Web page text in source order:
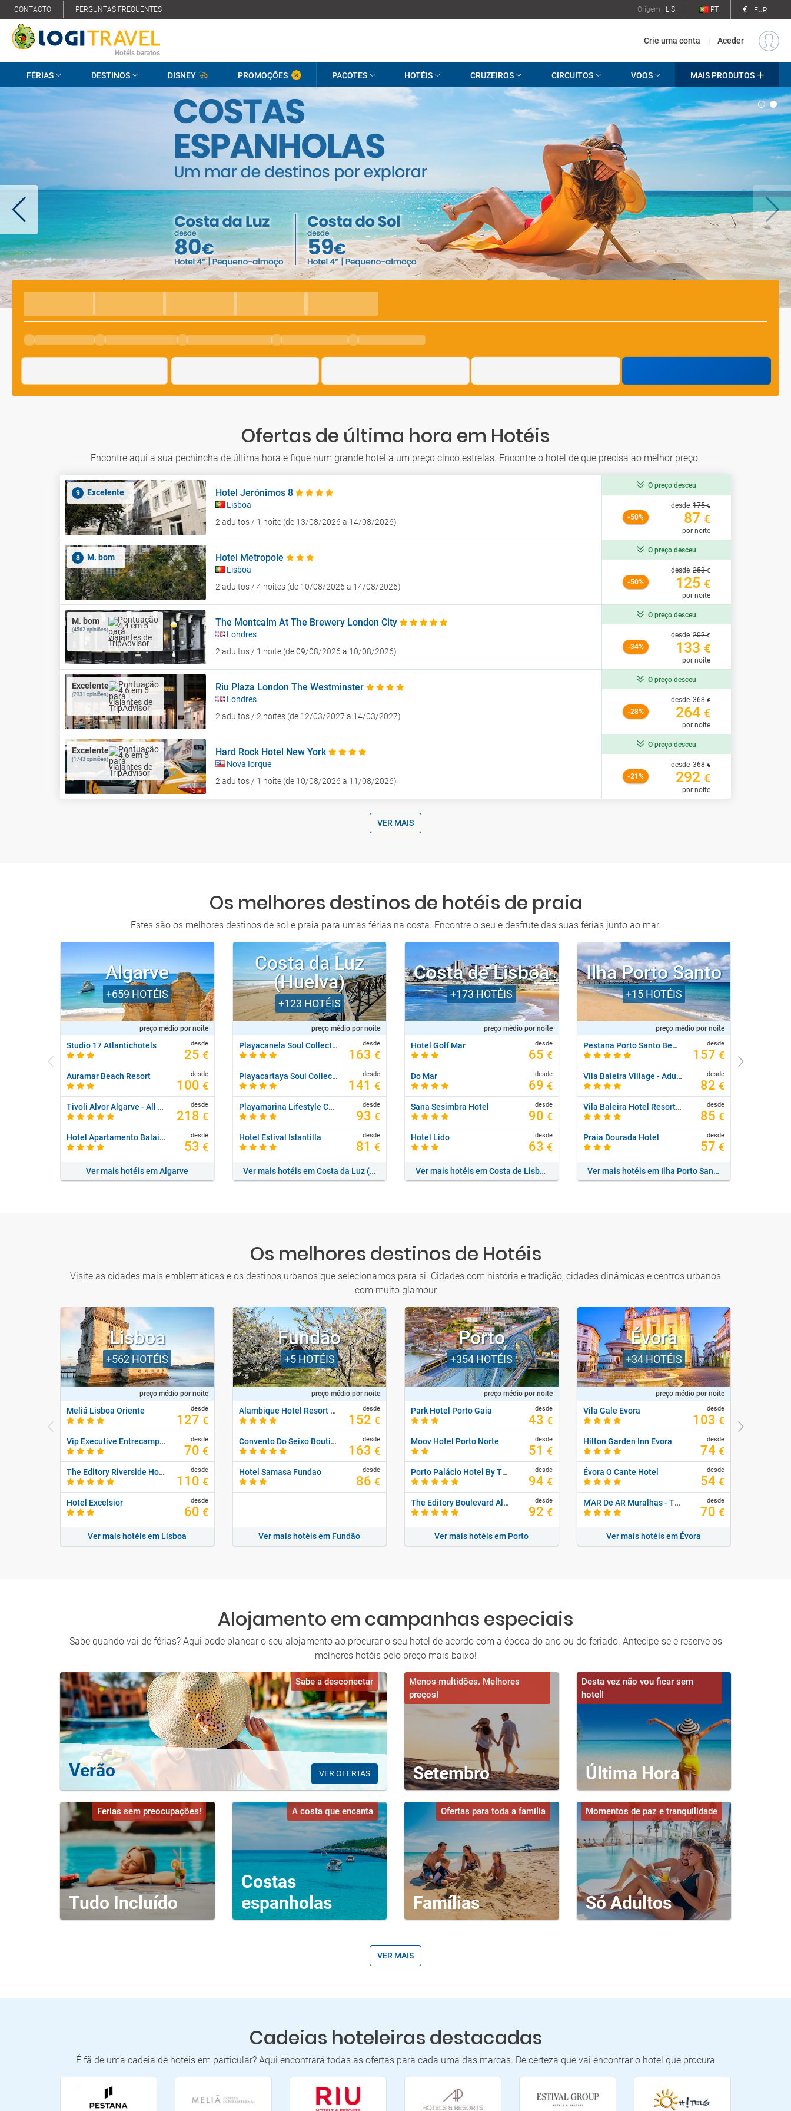
CONTACTO PERGUNTAS FREQUENTES Origem LIS PT € EUR
Hotéis baratos
Crie uma conta | Aceder
FÉRIAS DESTINOS DISNEY PROMOÇÕES PACOTES HOTÉIS CRUZEIROS CIRCUITOS VOOS MAIS PRODUTOS
Ofertas de última hora em Hotéis
Encontre aqui a sua pechincha de última hora e fique num grande hotel a um preço cinco estrelas. Encontre o hotel de que precisa ao melhor preço.
9 Excelente Hotel Jerónimos 8
Lisboa
2 adultos / 1 noite (de 13/08/2026 a 14/08/2026)
O preço desceu
-50%
desde 175€
87 €
por noite
8 M. bom Hotel Metropole
Lisboa
2 adultos / 4 noites (de 10/08/2026 a 14/08/2026)
O preço desceu
-50%
desde 253€
125 €
por noite
M. bom
(4562 opiniões)
The Montcalm At The Brewery London City
Londres
2 adultos / 1 noite (de 09/08/2026 a 10/08/2026)
O preço desceu
-34%
desde 202€
133 €
por noite
Excelente
(2331 opiniões)
Riu Plaza London The Westminster
Londres
2 adultos / 2 noites (de 12/03/2027 a 14/03/2027)
O preço desceu
-28%
desde 368€
264 €
por noite
Excelente
(1743 opiniões)
Hard Rock Hotel New York
Nova Iorque
2 adultos / 1 noite (de 10/08/2026 a 11/08/2026)
O preço desceu
-21%
desde 368€
292 €
por noite
VER MAIS
Os melhores destinos de hotéis de praia
Estes são os melhores destinos de sol e praia para umas férias na costa. Encontre o seu e desfrute das suas férias junto ao mar.
Algarve
+659 HOTÉIS
preço médio por noite
Studio 17 Atlantichotels desde
25 €
Auramar Beach Resort desde
100 €
Tivoli Alvor Algarve - All Inclusive Resort desde
218 €
Hotel Apartamento Balaia Atlantico desde
53 €
Ver mais hotéis em Algarve
Costa da Luz
(Huelva)
+123 HOTÉIS
preço médio por noite
Playacanela Soul Collection By Senator desde
163 €
Playacartaya Soul Collection By Senator desde
141 €
Playamarina Lifestyle Collection By Senator desde
93 €
Hotel Estival Islantilla desde
81 €
Ver mais hotéis em Costa da Luz (Huelva)
Costa de Lisboa
+173HOTÉIS
preço médio por noite
Hotel Golf Mar desde
65 €
Do Mar desde
69 €
Sana Sesimbra Hotel desde
90 €
Hotel Lido desde
63 €
Ver mais hotéis em Costa de Lisboa
Ilha Porto Santo
+15 HOTÉIS
preço médio por noite
Pestana Porto Santo Beach Resort & Spa desde
157 €
Vila Baleira Village - Adults Only desde
82 €
Vila Baleira Hotel Resort & Thalasso Spa desde
85 €
Praia Dourada Hotel desde
57 €
Ver mais hotéis em Ilha Porto Santo
Os melhores destinos de Hotéis
Visite as cidades mais emblemáticas e os destinos urbanos que selecionamos para si. Cidades com história e tradição, cidades dinâmicas e centros urbanos
com muito glamour
Lisboa
+562HOTÉIS
preço médio por noite
Meliá Lisboa Oriente desde
127 €
Vip Executive Entrecampos Hotel & Conference desde
70 €
The Editory Riverside Hotel, An Historic Hotel desde
110 €
Hotel Excelsior desde
60 €
Ver mais hotéis em Lisboa
Fundão
+5 HOTÉIS
preço médio por noite
Alambique Hotel Resort & Spa desde
152 €
Convento Do Seixo Boutique Hotel & Spa desde
163 €
Hotel Samasa Fundao desde
86 €
Ver mais hotéis em Fundão
Porto
+354HOTÉIS
preço médio por noite
Park Hotel Porto Gaia desde
43 €
Moov Hotel Porto Norte desde
51 €
Porto Palácio Hotel By The Editory desde
94 €
The Editory Boulevard Aliados Hotel - Preferred Hotels desde
92 €
Ver mais hotéis em Porto
Évora
+34 HOTÉIS
preço médio por noite
Vila Gale Evora desde
103 €
Hilton Garden Inn Evora desde
74 €
Évora O Cante Hotel desde
54 €
M'AR De AR Muralhas - Timeless Charm Hotel desde
70 €
Ver mais hotéis em Évora
Alojamento em campanhas especiais
Sabe quando vai de férias? Aqui pode planear o seu alojamento ao procurar o seu hotel de acordo com a época do ano ou do feriado. Antecipe-se e reserve os
melhores hotéis pelo preço mais baixo!
VER OFERTAS
Verão
Sabe a desconectar
Setembro
Menos multidões. Melhores
preços!
Última Hora
Desta vez não vou ficar sem
hotel!
Tudo Incluído
Ferias sem preocupações!
Costas
espanholas
A costa que encanta
Famílias
Ofertas para toda a família
Só Adultos
Momentos de paz e tranquilidade
VER MAIS
Cadeias hoteleiras destacadas
É fã de uma cadeia de hotéis em particular? Aqui encontrará todas as ofertas para cada uma das marcas. De certeza que vai encontrar o hotel que procura